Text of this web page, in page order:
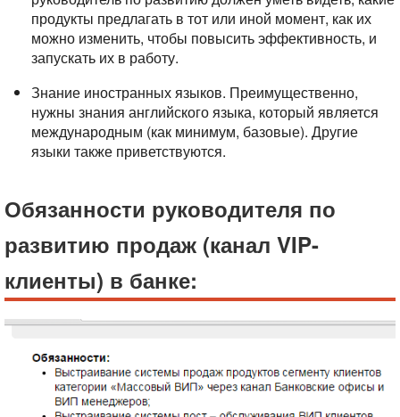
продукты предлагать в тот или иной момент, как их
можно изменить, чтобы повысить эффективность, и
запускать их в работу.
Знание иностранных языков. Преимущественно,
нужны знания английского языка, который является
международным (как минимум, базовые). Другие
языки также приветствуются.
Обязанности руководителя по
развитию продаж (канал VIP-
клиенты) в банке: